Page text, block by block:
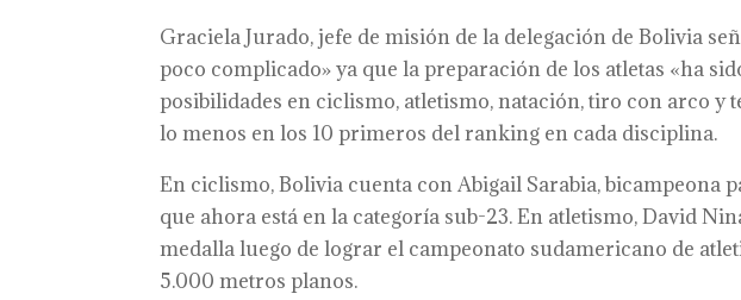
Graciela Jurado, jefe de misión de la delegación de Bolivia
poco complicado» ya que la preparación de los atletas «ha
posibilidades en ciclismo, atletismo, natación, tiro con arco y
lo menos en los 10 primeros del ranking en cada disciplina.
En ciclismo, Bolivia cuenta con Abigail Sarabia, bicampeona
que ahora está en la categoría sub-23. En atletismo, David
medalla luego de lograr el campeonato sudamericano de
5.000 metros planos.